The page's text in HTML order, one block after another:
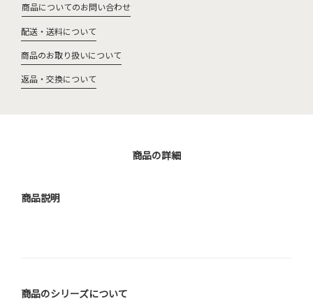
商品についてのお問い合わせ
配送・送料について
商品のお取り扱いについて
返品・交換について
商品の詳細
商品説明
商品のシリーズについて